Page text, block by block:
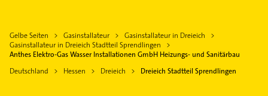
Rödermark
Offenbach am Main
Rodgau
Zahnarzt
Lackiererei
Zahnarzt
Steuerberater
Phoniatrie
Gelbe Seiten Gasinstallateur
Gasinstallateur in Dreieich
Gasinstallateur in Dreieich Stadtteil Sprendlingen
Anthes Elektro-Gas Wasser Installationen GmbH Heizungs- und Sanitärbau
Deutschland
Hessen Dreieich Dreieich Stadtteil Sprendlingen